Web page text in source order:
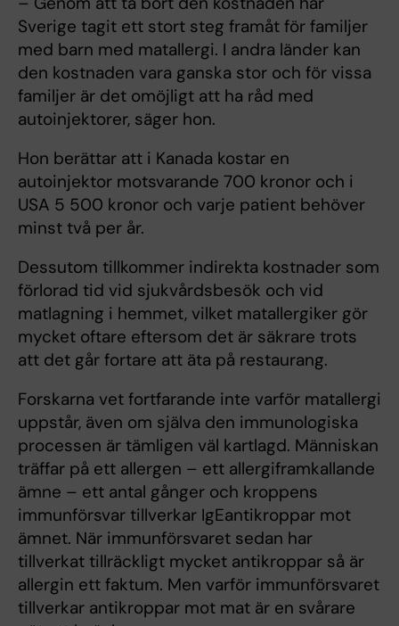
Sverige tagit ett stort steg framåt för familjer
med barn med matallergi. I andra länder kan
den kostnaden vara ganska stor och för vissa
familjer är det omöjligt att ha råd med
autoinjektorer, säger hon.
Hon berättar att i Kanada kostar en
autoinjektor motsvarande 700 kronor och i
USA 5 500 kronor och varje patient behöver
minst två per år.
Dessutom tillkommer indirekta kostnader som
förlorad tid vid sjukvårdsbesök och vid
matlagning i hemmet, vilket matallergiker gör
mycket oftare eftersom det är säkrare trots
att det går fortare att äta på restaurang.
Forskarna vet fortfarande inte varför matallergi
uppstår, även om själva den immunologiska
processen är tämligen väl kartlagd. Människan
träffar på ett allergen – ett allergiframkallande
ämne – ett antal gånger och kroppens
immunförsvar tillverkar IgEantikroppar mot
ämnet. När immunförsvaret sedan har
tillverkat tillräckligt mycket antikroppar så är
allergin ett faktum. Men varför immunförsvaret
tillverkar antikroppar mot mat är en svårare